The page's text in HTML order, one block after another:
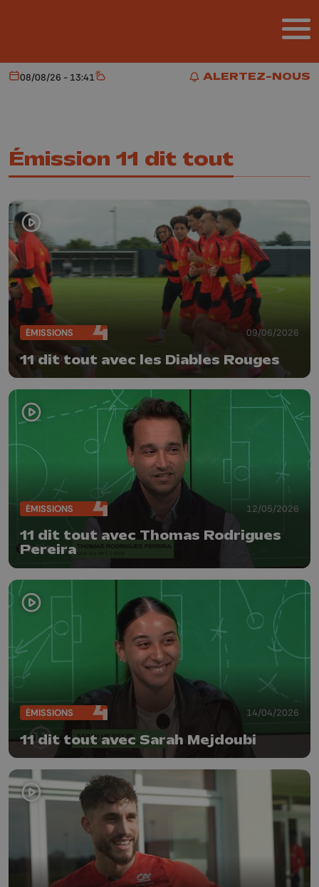
ALERTEZ-NOUS
ALERTEZ-NOUS
Aujourd'hui
08/08/26 - 13:41 Météo
Émission 11 dit tout
ÉMISSIONS 09/06/2026
11 dit tout avec les Diables Rouges
ÉMISSIONS 12/05/2026
11 dit tout avec Thomas Rodrigues
Pereira
ÉMISSIONS 14/04/2026
11 dit tout avec Sarah Mejdoubi